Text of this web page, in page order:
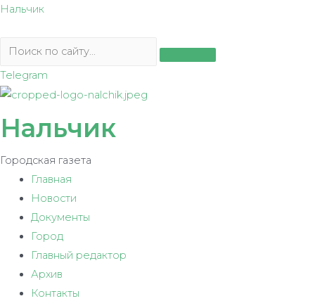
Перейти
содержимому
Нальчик
Telegram
Нальчик
Городская газета
Главная
Новости
Документы
Город
Главный редактор
Архив
Контакты